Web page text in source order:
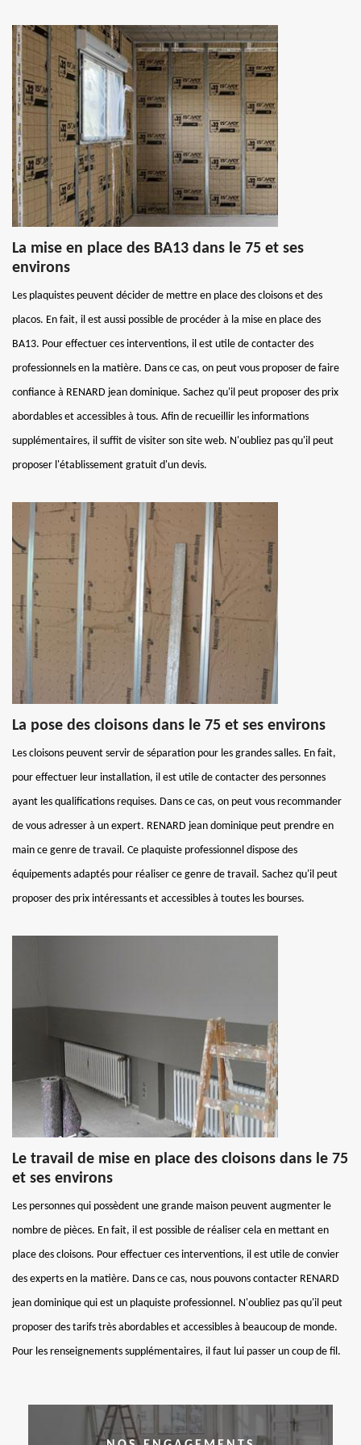
La mise en place des BA13 dans le 75 et ses
environs
Les plaquistes peuvent décider de mettre en place des cloisons et des
placos. En fait, il est aussi possible de procéder à la mise en place des
BA13. Pour effectuer ces interventions, il est utile de contacter des
professionnels en la matière. Dans ce cas, on peut vous proposer de faire
confiance à RENARD jean dominique. Sachez qu'il peut proposer des prix
abordables et accessibles à tous. Afin de recueillir les informations
supplémentaires, il suffit de visiter son site web. N'oubliez pas qu'il peut
proposer l'établissement gratuit d'un devis.
La pose des cloisons dans le 75 et ses environs
Les cloisons peuvent servir de séparation pour les grandes salles. En fait,
pour effectuer leur installation, il est utile de contacter des personnes
ayant les qualifications requises. Dans ce cas, on peut vous recommander
de vous adresser à un expert. RENARD jean dominique peut prendre en
main ce genre de travail. Ce plaquiste professionnel dispose des
équipements adaptés pour réaliser ce genre de travail. Sachez qu'il peut
proposer des prix intéressants et accessibles à toutes les bourses.
Le travail de mise en place des cloisons dans le 75
et ses environs
Les personnes qui possèdent une grande maison peuvent augmenter le
nombre de pièces. En fait, il est possible de réaliser cela en mettant en
place des cloisons. Pour effectuer ces interventions, il est utile de convier
des experts en la matière. Dans ce cas, nous pouvons contacter RENARD
jean dominique qui est un plaquiste professionnel. N'oubliez pas qu'il peut
proposer des tarifs très abordables et accessibles à beaucoup de monde.
Pour les renseignements supplémentaires, il faut lui passer un coup de fil.